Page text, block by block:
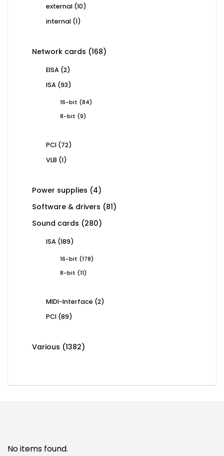
external 1010
internal 11
Network cards 168168
EISA 22
ISA 9393
16-bit 8484
8-bit
99
PCI 7272
VLB 11
Power supplies 44
Software & drivers 8181
Sound cards 280280
ISA 189189
16-bit 178178
8-bit
1111
MIDI-Interface 22
PCI 8989
Various 13821382
No items found.